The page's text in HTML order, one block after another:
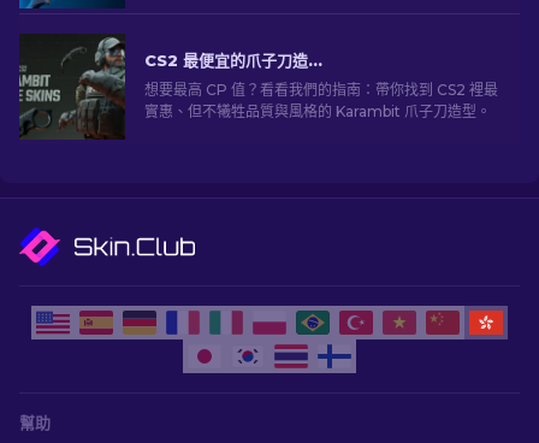
CS2 最便宜的爪子刀造型 [2026]
想要最高 CP 值？看看我們的指南：帶你找到 CS2 裡最
實惠、但不犧牲品質與風格的 Karambit 爪子刀造型。
幫助